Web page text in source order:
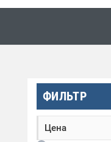
ФИЛЬТР
Цена